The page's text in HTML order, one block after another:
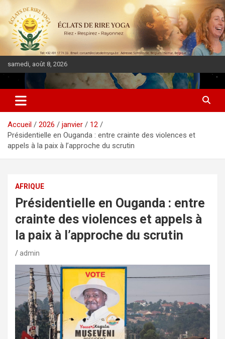
samedi, août 8, 2026
DIASPORA PULSE
Accueil 2026 janvier
12
Présidentielle en Ouganda : entre crainte des violences et
appels à la paix à l’approche du scrutin
AFRIQUE
Présidentielle en Ouganda : entre
crainte des violences et appels à
la paix à l’approche du scrutin
admin